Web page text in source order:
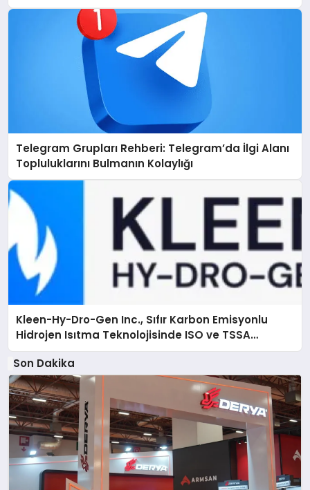
Telegram Grupları Rehberi: Telegram’da İlgi Alanı
Topluluklarını Bulmanın Kolaylığı
Kleen-Hy-Dro-Gen Inc., Sıfır Karbon Emisyonlu
Hidrojen Isıtma Teknolojisinde ISO ve TSSA
Düzenleyici Onaylarını Aldı
Son Dakika